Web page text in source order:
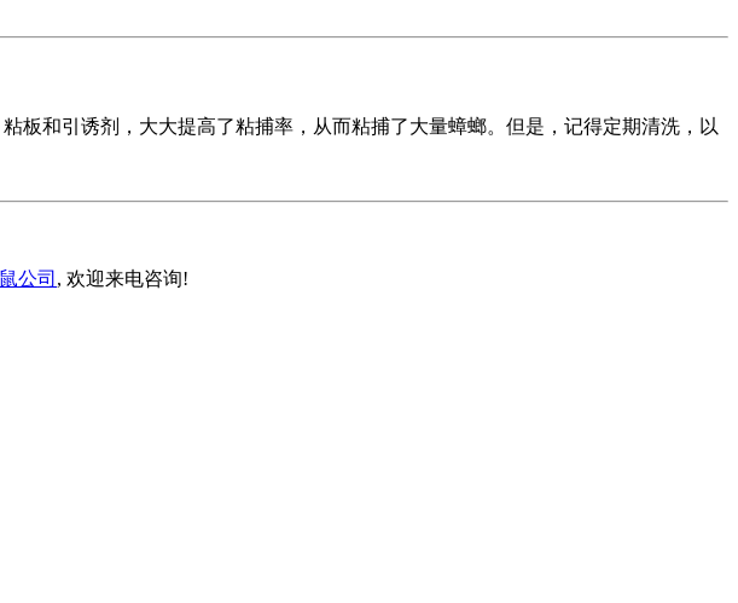
引诱剂，大大提高了粘捕率，从而粘捕了大量蟑螂。但是，记得定期清洗，以
公司 , 欢迎来电咨询!